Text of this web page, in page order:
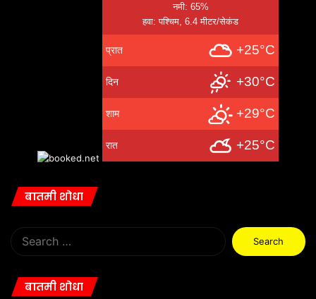
नमी: 65%
हवा: पश्चिम, 6.4 मीटर/सेकंड
प्रात +25°C
दिन +30°C
शाम +29°C
रात +25°C
बातमी शोधा
Search
for:
बातमी शोधा